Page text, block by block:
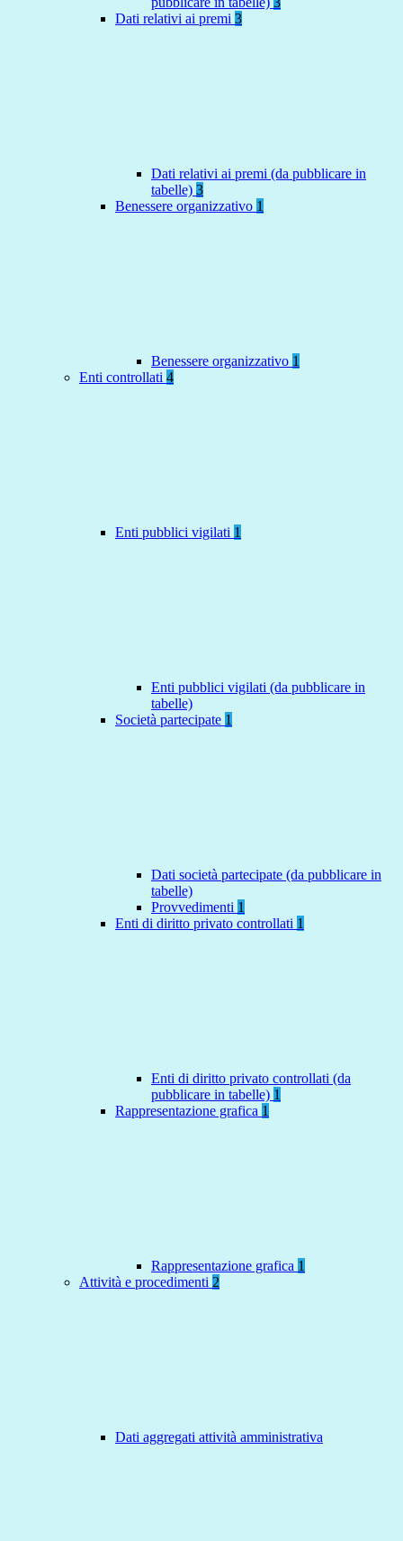
Dati relativi ai premi 3
Dati relativi ai premi (da pubblicare in
tabelle) 3
Benessere organizzativo 1
Benessere organizzativo 1
Enti controllati 4
Enti pubblici vigilati 1
Enti pubblici vigilati (da pubblicare in
tabelle)
Società partecipate 1
Dati società partecipate (da pubblicare in
tabelle)
Provvedimenti 1
Enti di diritto privato controllati 1
Enti di diritto privato controllati (da
pubblicare in tabelle) 1
Rappresentazione grafica 1
Rappresentazione grafica 1
Attività e procedimenti 2
Dati aggregati attività amministrativa